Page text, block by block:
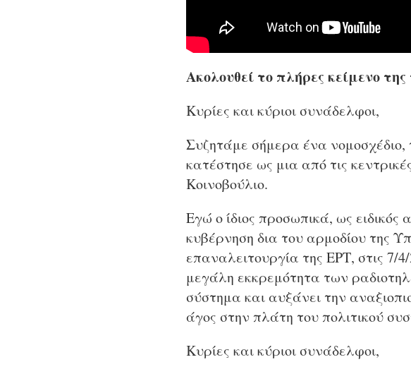
Ακολουθεί το πλήρες κείμενο
Κυρίες και κύριοι συνάδελφοι,
Συζητάμε σήμερα ένα νομοσχέδιο,
κατέστησε ως μια από τις
Κοινοβούλιο.
Εγώ ο ίδιος προσωπικά, ως
κυβέρνηση δια του αρμοδίου της
επαναλειτουργία της ΕΡΤ, στις 7/
μεγάλη εκκρεμότητα των
σύστημα και αυξάνει την
άγος στην πλάτη του πολιτικού
Κυρίες και κύριοι συνάδελφοι,